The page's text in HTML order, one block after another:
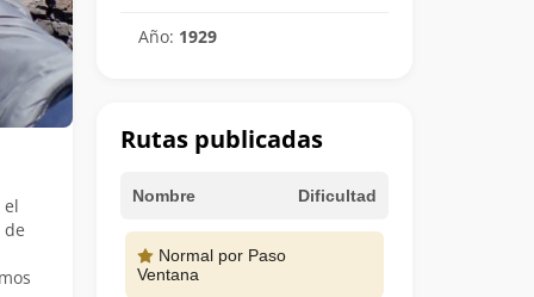
Año: 1929
Rutas publicadas
Nombre Dificultad
Normal por Paso
Ventana
el